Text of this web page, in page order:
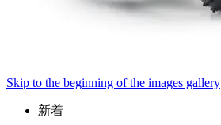
Skip to the beginning of the images gallery
新着